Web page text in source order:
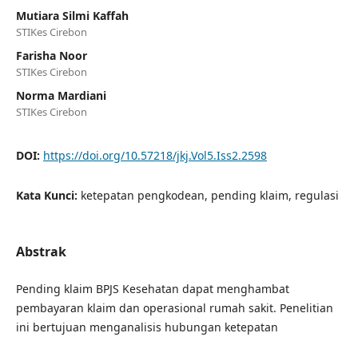
Mutiara Silmi Kaffah
STIKes Cirebon
Farisha Noor
STIKes Cirebon
Norma Mardiani
STIKes Cirebon
DOI: https://doi.org/10.57218/jkj.Vol5.Iss2.2598
Kata Kunci: ketepatan pengkodean, pending klaim, regulasi
Abstrak
Pending klaim BPJS Kesehatan dapat menghambat
pembayaran klaim dan operasional rumah sakit. Penelitian
ini bertujuan menganalisis hubungan ketepatan